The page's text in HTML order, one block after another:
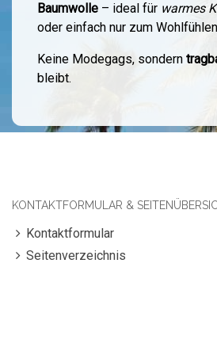
Baumwolle – ideal für warmes
oder einfach nur zum
Keine Modegags, sondern
bleibt.
KONTAKTFORMULAR &
Kontaktformular
Seitenverzeichnis